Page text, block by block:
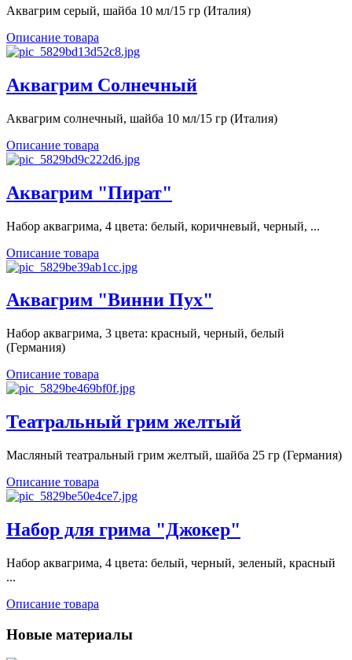
Аквагрим серый, шайба 10 мл/15 гр (Италия)
Описание товара
Аквагрим Солнечный
Аквагрим солнечный, шайба 10 мл/15 гр (Италия)
Описание товара
Аквагрим "Пират"
Набор аквагрима, 4 цвета: белый, коричневый, черный, ...
Описание товара
Аквагрим "Винни Пух"
Набор аквагрима, 3 цвета: красный, черный, белый
(Германия)
Описание товара
Театральный грим желтый
Масляный театральный грим желтый, шайба 25 гр (Германия)
Описание товара
Набор для грима "Джокер"
Набор аквагрима, 4 цвета: белый, черный, зеленый, красный
...
Описание товара
Новые материалы